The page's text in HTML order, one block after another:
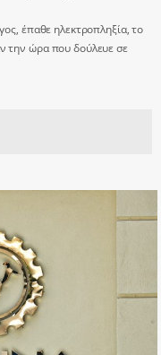
έπαθε ηλεκτροπληξία, το
την ώρα που δούλευε σε